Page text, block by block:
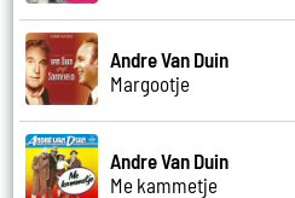
Andre Van Duin
Margootje
Andre Van Duin
Me kammetje